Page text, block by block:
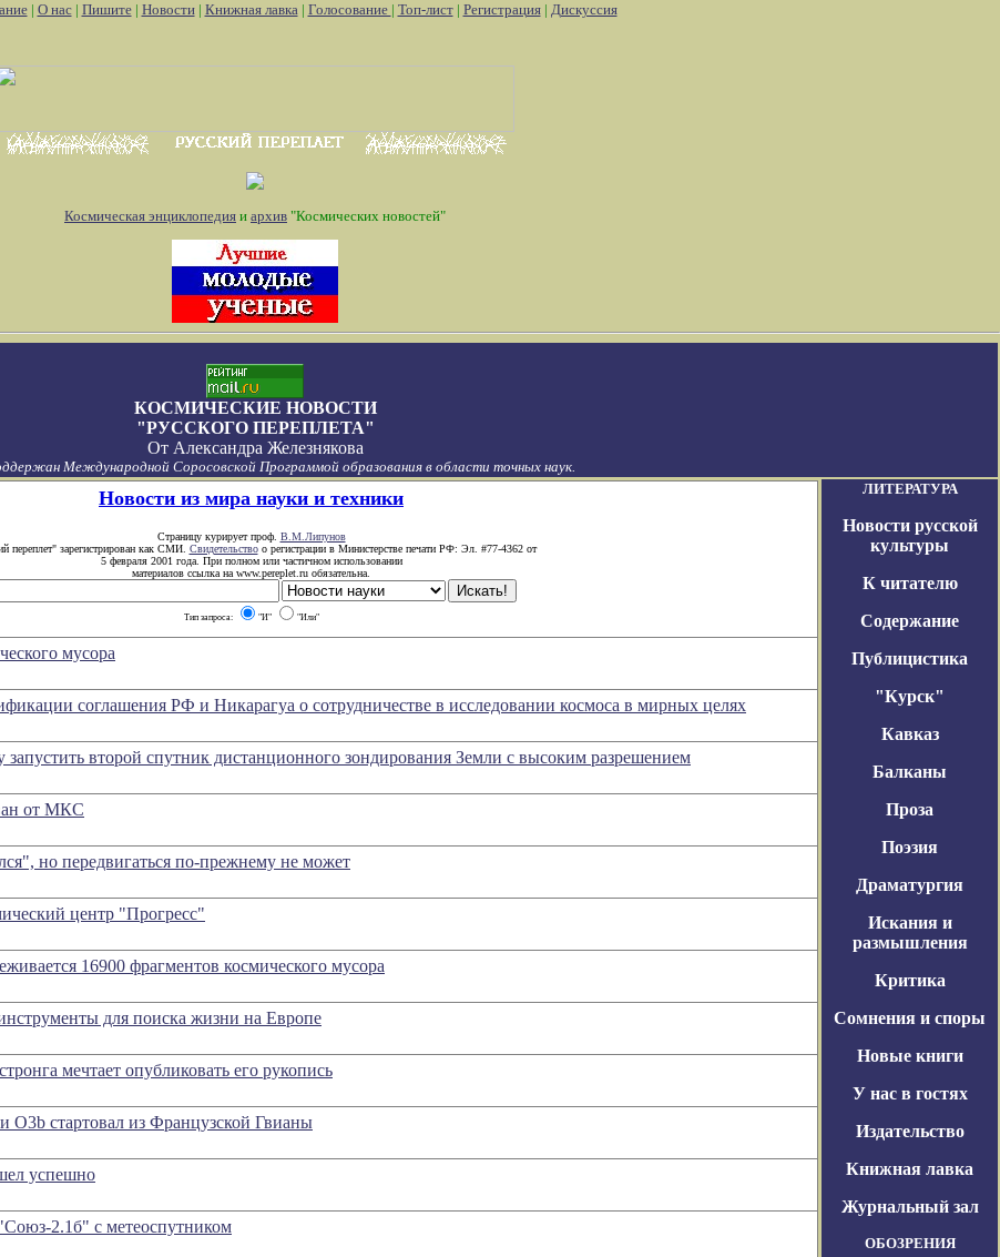
| О нас| Пишите| Новости| Книжная лавка| Голосование | Топ-лист| Регистрация| Дискуссия
Космическая энциклопедия и архив "Космических новостей"
КОСМИЧЕСКИЕ НОВОСТИ
"РУССКОГО ПЕРЕПЛЕТА"
От Александра Железнякова
Международной Соросовской Программой образования в области точных наук.
Новости из мира науки и техники
Страницу курирует проф. В.М.Липунов
переплет" зарегистрирован как СМИ. Свидетельствоо регистрации в Министерстве печати РФ: Эл. #77-4362 от
5 февраля 2001 года. При полном или частичном использовании
материалов ссылка на www.pereplet.ru обязательна.
Тип запроса: "И" "Или"
мусора
соглашения РФ и Никарагуа о сотрудничестве в исследовании космоса в мирных целях
запустить второй спутник дистанционного зондирования Земли с высоким разрешением
от МКС
но передвигаться по-прежнему не может
центр "Прогресс"
16900 фрагментов космического мусора
для поиска жизни на Европе
мечтает опубликовать его рукопись
стартовал из Французской Гвианы
успешно
2.1б" с метеоспутником
ЛИТЕРАТУРА
Новости русской
культуры
К читателю
Содержание
Публицистика
"Курск"
Кавказ
Балканы
Проза
Поэзия
Драматургия
Искания и
размышления
Критика
Сомнения и споры
Новые книги
У нас в гостях
Издательство
Книжная лавка
Журнальный зал
ОБОЗРЕНИЯ